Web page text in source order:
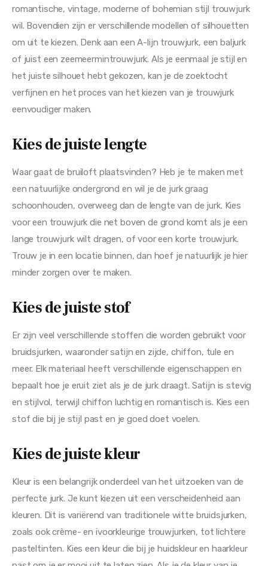
romantische, vintage, moderne of bohemian stijl trouwjurk
wil. Bovendien zijn er verschillende modellen of silhouetten
om uit te kiezen. Denk aan een A-lijn trouwjurk, een baljurk
of juist een zeemeermintrouwjurk. Als je eenmaal je stijl en
het juiste silhouet hebt gekozen, kan je de zoektocht
verfijnen en het proces van het kiezen van je trouwjurk
eenvoudiger maken.
Kies de juiste lengte
Waar gaat de bruiloft plaatsvinden? Heb je te maken met
een natuurlijke ondergrond en wil je de jurk graag
schoonhouden, overweeg dan de lengte van de jurk. Kies
voor een trouwjurk die net boven de grond komt als je een
lange trouwjurk wilt dragen, of voor een korte trouwjurk.
Trouw je in een locatie binnen, dan hoef je natuurlijk je hier
minder zorgen over te maken.
Kies de juiste stof
Er zijn veel verschillende stoffen die worden gebruikt voor
bruidsjurken, waaronder satijn en zijde, chiffon, tule en
meer. Elk materiaal heeft verschillende eigenschappen en
bepaalt hoe je eruit ziet als je de jurk draagt. Satijn is stevig
en stijlvol, terwijl chiffon luchtig en romantisch is. Kies een
stof die bij je stijl past en je goed doet voelen.
Kies de juiste kleur
Kleur is een belangrijk onderdeel van het uitzoeken van de
perfecte jurk. Je kunt kiezen uit een verscheidenheid aan
kleuren. Dit is variërend van traditionele witte bruidsjurken,
zoals ook crème- en ivoorkleurige trouwjurken, tot lichtere
pasteltinten. Kies een kleur die bij je huidskleur en haarkleur